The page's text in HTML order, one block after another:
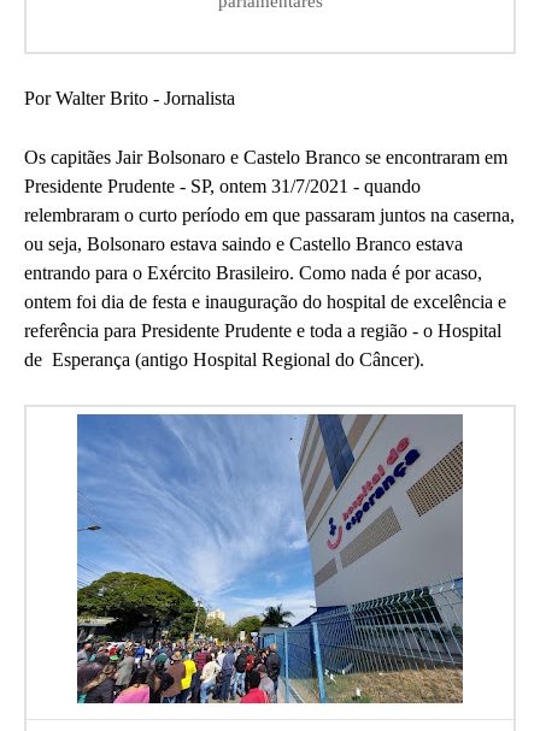
Por Walter Brito - Jornalista
Os capitães Jair Bolsonaro e Castelo Branco se encontraram em
Presidente Prudente - SP, ontem 31/7/2021 - quando
relembraram o curto período em que passaram juntos na caserna,
ou seja, Bolsonaro estava saindo e Castello Branco estava
entrando para o Exército Brasileiro. Como nada é por acaso,
ontem foi dia de festa e inauguração do hospital de excelência e
referência para Presidente Prudente e toda a região - o Hospital
de Esperança (antigo Hospital Regional do Câncer).